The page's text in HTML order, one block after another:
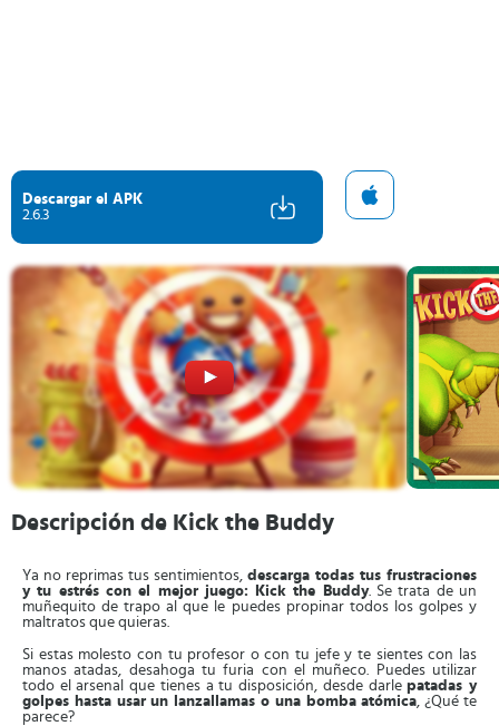
Descargar el APK
2.6.3
Descripción de Kick the Buddy
Ya no reprimas tus sentimientos, descarga todas tus frustraciones
y tu estrés con el mejor juego: Kick the Buddy. Se trata de un
muñequito de trapo al que le puedes propinar todos los golpes y
maltratos que quieras.
Si estas molesto con tu profesor o con tu jefe y te sientes con las
manos atadas, desahoga tu furia con el muñeco. Puedes utilizar
todo el arsenal que tienes a tu disposición, desde darlepatadas y
golpes hasta usar un lanzallamas o una bomba atómica, ¿Qué te
parece?